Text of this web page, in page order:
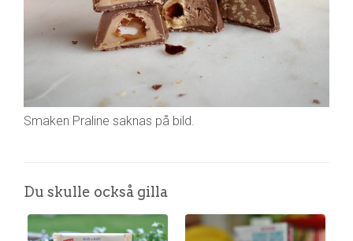
Smaken Praline saknas på bild.
Du skulle också gilla